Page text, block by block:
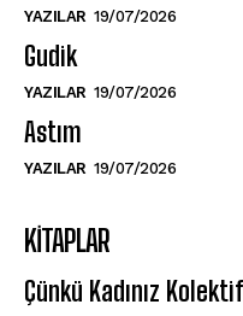
YAZILAR 19/07/2026
Gudik
YAZILAR 19/07/2026
Astım
YAZILAR 19/07/2026
KITAPLAR
Çünkü Kadınız